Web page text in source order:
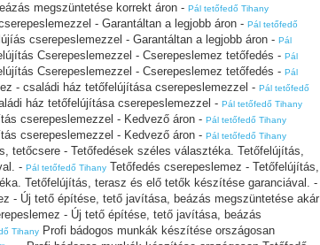
megszüntetése korrekt áron - Pál tetőfedő Tihany
- Garantáltan a legjobb áron - Pál tetőfedő
cserepeslemezzel - Garantáltan a legjobb áron - Pál
Cserepeslemezzel - Cserepeslemez tetőfedés - Pál
Cserepeslemezzel - Cserepeslemez tetőfedés - Pál
- családi ház tetőfelújítása cserepeslemezzel - Pál tetőfedő
ház tetőfelújítása cserepeslemezzel - Pál tetőfedő Tihany
cserepeslemezzel - Kedvező áron - Pál tetőfedő Tihany
cserepeslemezzel - Kedvező áron - Pál tetőfedő Tihany
tetőcsere - Tetőfedések széles választéka. Tetőfelújítás,
- Pál tetőfedő Tihany Tetőfedés cserepeslemez - Tetőfelújítás,
Tetőfelújítás, terasz és elő tetők készítése garanciával. -
- Új tető építése, tető javítása, beázás megszüntetése akár
- Új tető építése, tető javítása, beázás
Tihany Profi bádogos munkák készítése országosan